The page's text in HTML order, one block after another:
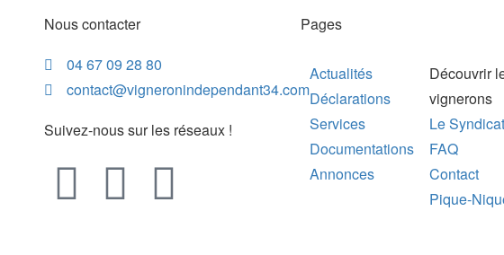
Nous contacter
04 67 09 28 80
contact@vigneronindependant34.com
Suivez-nous sur les réseaux !
Pages
Actualités
Déclarations
Services
Documentations
Annonces
Découvrir
vignerons
Le Syndicat
FAQ
Contact
Pique-